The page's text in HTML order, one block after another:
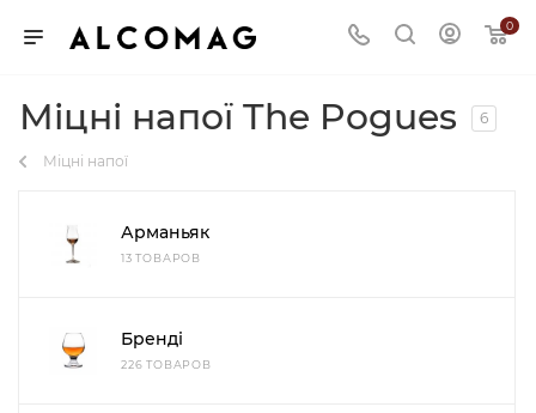
0
Міцні напої The Pogues 6
Міцні напої
Арманьяк
13 ТОВАРОВ
Бренді
226 ТОВАРОВ